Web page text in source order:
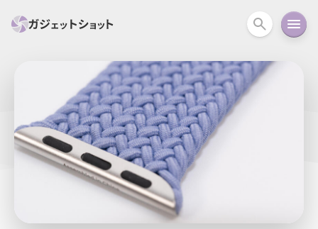
スマホ PC関連 カメラ
セール情報 スマートホーム アクションカメラ
iPhone iPad Mac
オーディオ